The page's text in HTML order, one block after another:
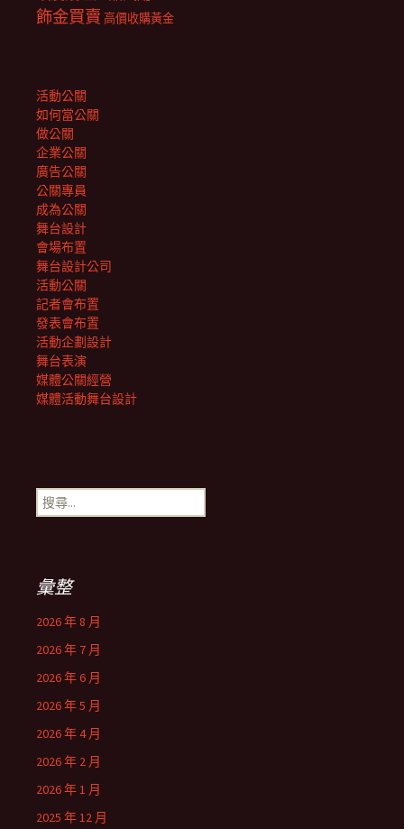
飾金買賣 高價收購黃金
活動公關
如何當公關
做公關
企業公關
廣告公關
公關專員
成為公關
舞台設計
會場布置
舞台設計公司
活動公關
記者會布置
發表會布置
活動企劃設計
舞台表演
媒體公關經營
媒體活動舞台設計
搜
尋
彙整
2026 年 8 月
2026 年 7 月
2026 年 6 月
2026 年 5 月
2026 年 4 月
2026 年 2 月
2026 年 1 月
2025 年 12 月